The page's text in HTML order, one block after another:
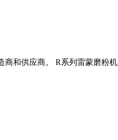
和供应商。 R系列雷蒙磨粉